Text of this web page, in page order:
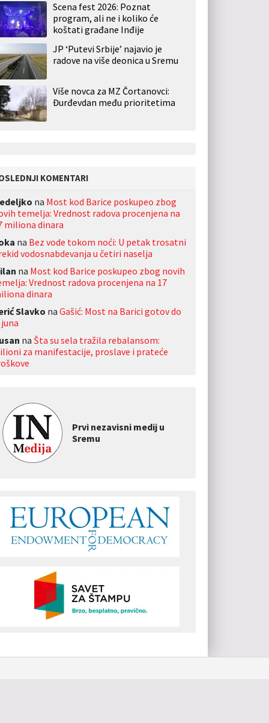
Scena fest 2026: Poznat
program, ali ne i koliko će
koštati građane Inđije
JP ‘Putevi Srbije’ najavio je
radove na više deonica u Sremu
Više novca za MZ Čortanovci:
Đurđevdan među prioritetima
KOMENTARI
na Most kod Barice poskupeo zbog
temelja: Vrednost radova procenjena na
miliona dinara
na Bez vode tokom noći: U petak trosatni
vodosnabdevanja u četiri naselja
na Most kod Barice poskupeo zbog novih
Vrednost radova procenjena na 17
dinara
Slavko na Gašić: Most na Barici gotov do
na Šta su sela tražila rebalansom:
za manifestacije, proslave i prateće
Prvi nezavisni medij u
Sremu